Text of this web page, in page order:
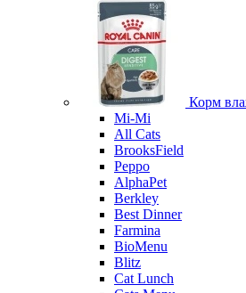
Корм
Mi-Мi
All Cats
BrooksField
Peppo
AlphaPet
Berkley
Best Dinner
Farmina
BioMenu
Blitz
Cat Lunch